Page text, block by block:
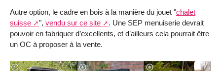
Autre option, le cadre en bois à la manière du jouet "chalet
suisse
", vendu sur ce site
. Une SEP menuiserie devrait
pouvoir en fabriquer d’excellents, et d’ailleurs cela pourrait être
un OC à proposer à la vente.